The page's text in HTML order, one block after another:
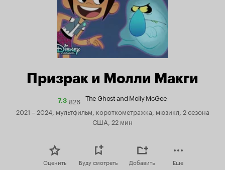
Призрак и Молли Макги
7.3Рейтинг
Кинопоиска
7.3
826 The Ghost and Molly McGee
2021 – 2024, мультфильм, короткометражка, мюзикл, 2 сезона
США, 22 мин
Оценить Буду смотреть Добавить Еще